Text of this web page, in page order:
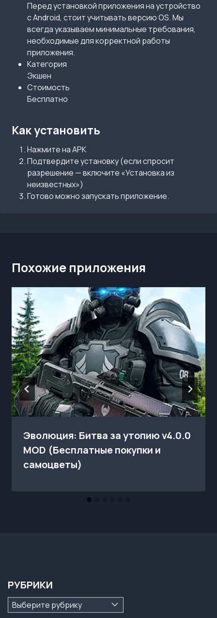
Перед установкой приложения на устройство
с Android, стоит учитывать версию OS. Мы
всегда указываем минимальные требования,
необходимые для корректной работы
приложения.
Категория
Экшен
Стоимость
Бесплатно
Как установить
Нажмите на APK
Подтвердите установку (если спросит
разрешение — включите «Установка из
неизвестных»)
Готово можно запускать приложение.
Похожие приложения
Эволюция: Битва за утопию v4.0.0
MOD (Бесплатные покупки и
самоцветы)
РУБРИКИ
Рубрики